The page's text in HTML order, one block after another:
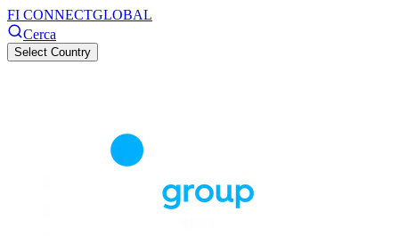
FI CONNECTGLOBAL
Cerca
Select Country